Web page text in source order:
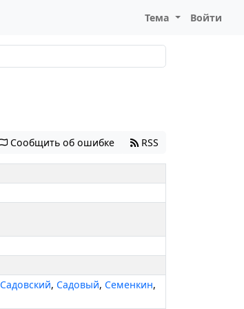
Тема Войти
Сообщить об ошибке RSS
Садовский, Садовый, Семенкин,